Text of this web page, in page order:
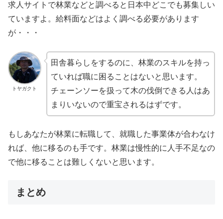
求人サイトで林業などと調べると日本中どこでも募集しい
ていますよ。給料面などはよく調べる必要があります
が・・・
トヤガクト
田舎暮らしをするのに、林業のスキルを持っ
ていれば職に困ることはないと思います。
チェーンソーを扱って木の伐倒できる人はあ
まりいないので重宝されるはずです。
もしあなたが林業に転職して、就職した事業体が合わなけ
れば、他に移るのも手です。林業は慢性的に人手不足なの
で他に移ることは難しくないと思います。
まとめ